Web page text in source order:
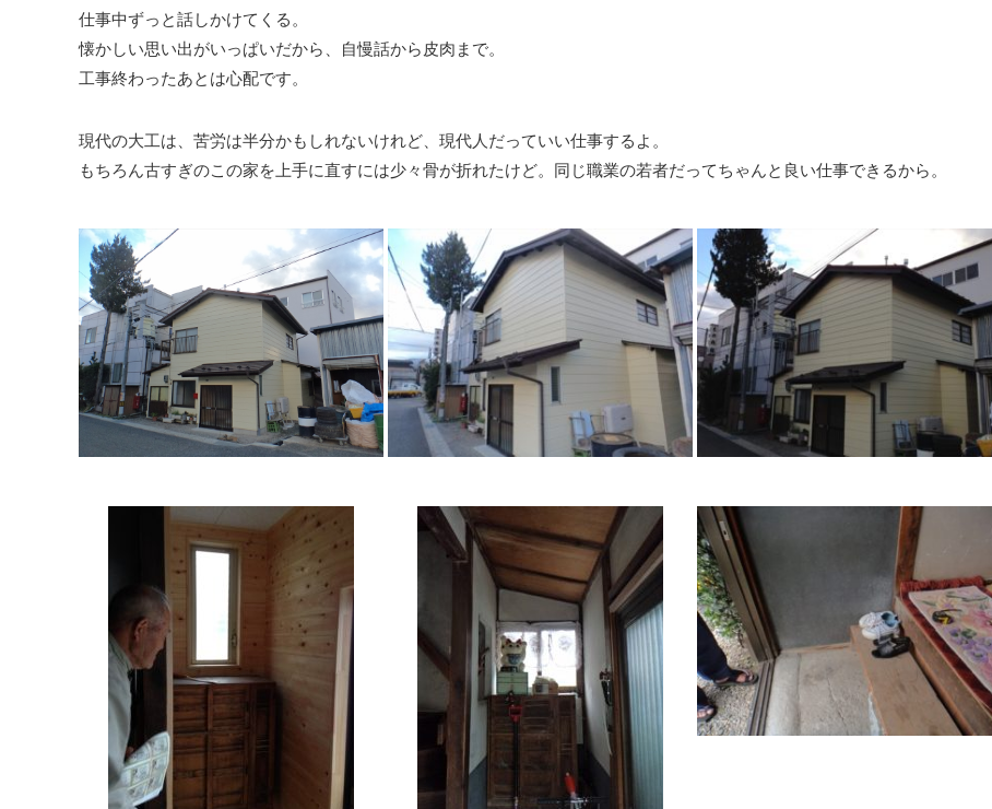
仕事中ずっと話しかけてくる。
懐かしい思い出がいっぱいだから、自慢話から皮肉まで。
工事終わったあとは心配です。
現代の大工は、苦労は半分かもしれないけれど、現代人だっていい仕事するよ。
もちろん古すぎのこの家を上手に直すには少々骨が折れたけど。同じ職業の若者だってちゃんと良い仕事できるから。